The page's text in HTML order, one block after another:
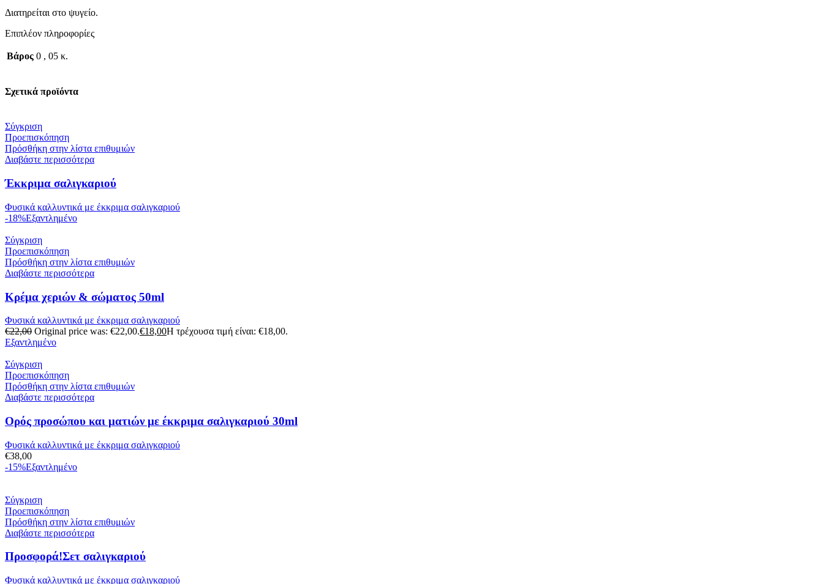
Διατηρείται στο ψυγείο.
Επιπλέον πληροφορίες
Βάρος 0 , 05 κ.
Σχετικά προϊόντα
Σύγκριση
Προεπισκόπηση
Πρόσθήκη στην λίστα επιθυμιών
Διαβάστε περισσότερα
Έκκριμα σαλιγκαριού
Φυσικά καλλυντικά με έκκριμα σαλιγκαριού
-18%Εξαντλημένο
Σύγκριση
Προεπισκόπηση
Πρόσθήκη στην λίστα επιθυμιών
Διαβάστε περισσότερα
Κρέμα χεριών & σώματος 50ml
Φυσικά καλλυντικά με έκκριμα σαλιγκαριού
€22,00 Original price was: €22,00.€18,00Η τρέχουσα τιμή είναι: €18,00.
Εξαντλημένο
Σύγκριση
Προεπισκόπηση
Πρόσθήκη στην λίστα επιθυμιών
Διαβάστε περισσότερα
Ορός προσώπου και ματιών με έκκριμα σαλιγκαριού 30ml
Φυσικά καλλυντικά με έκκριμα σαλιγκαριού
€38,00
-15%Εξαντλημένο
Σύγκριση
Προεπισκόπηση
Πρόσθήκη στην λίστα επιθυμιών
Διαβάστε περισσότερα
Προσφορά!Σετ σαλιγκαριού
Φυσικά καλλυντικά με έκκριμα σαλιγκαριού